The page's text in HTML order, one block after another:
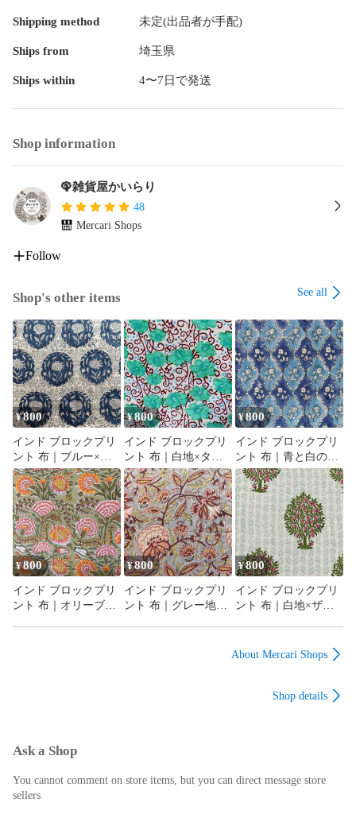
Shipping method 未定(出品者が手配)
Ships from 埼玉県
Ships within 4〜7日で発送
Shop information
🦚雑貨屋かいらり
48
Mercari Shops
Follow
Shop's other items See all
¥800
インド ブロックプリ
ント 布｜ブルー×ホ
ワイト メダリオン花
柄 コットン生地
110cm幅 50cm単位販
売
¥800
インド ブロックプリ
ント 布｜白地×ター
コイズグリーン花と
唐草模様 コットン生
地 110cm幅 50cm単位
販売
¥800
インド ブロックプリ
ント 布｜青と白のシ
ノワズリ風 花柄 コッ
トン生地 110cm幅
50cm単位販売
¥800
インド ブロックプリ
ント 布｜オリーブ地
¥800
インド ブロックプリ
ント 布｜グレー地×
¥800
インド ブロックプリ
ント 布｜白地×ザク
位販売
About Mercari Shops
Shop details
Ask a Shop
You cannot comment on store items, but you can direct message store
sellers